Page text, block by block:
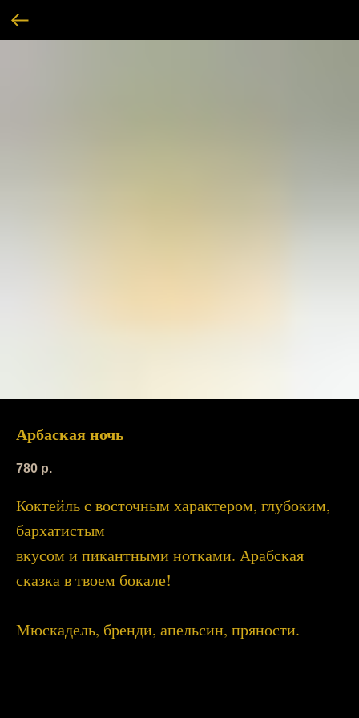
Арбаская ночь
780 р.
Коктейль с восточным характером, глубоким,
бархатистым
вкусом и пикантными нотками. Арабская
сказка в твоем бокале!
Мюскадель, бренди, апельсин, пряности.